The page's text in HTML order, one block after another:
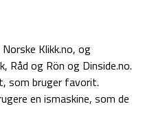
Klikk.no, og
og Rön og Dinside.no.
som bruger favorit.
en ismaskine, som de